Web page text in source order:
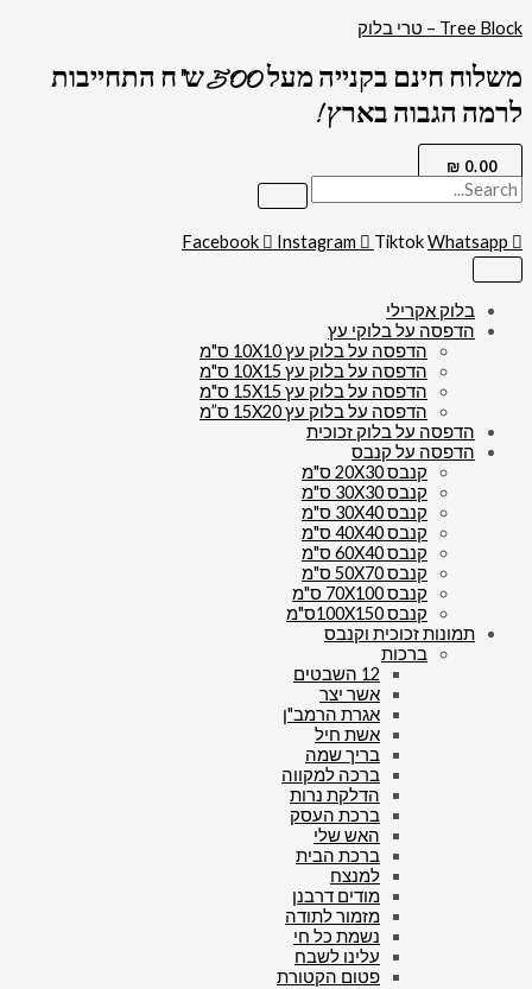
לתוכן
Tree Block – טרי בלוק
משלוח חינם בקנייה מעל 500 ש"ח התחייבות
לרמה הגבוה בארץ !
0.00
₪
Facebook Instagram TiktokWhatsapp
בלוק אקרילי
הדפסה על בלוקי עץ
הדפסה על בלוק עץ 10X10 ס"מ
הדפסה על בלוק עץ 10X15 ס"מ
הדפסה על בלוק עץ 15X15 ס"מ
הדפסה על בלוק עץ 15X20 ס”מ
הדפסה על בלוק זכוכית
הדפסה על קנבס
קנבס 20X30 ס"מ
קנבס 30X30 ס"מ
קנבס 30X40 ס"מ
קנבס 40X40 ס"מ
קנבס 60X40 ס"מ
קנבס 50X70 ס"מ
קנבס 70X100 ס"מ
קנבס 100X150ס"מ
תמונות זכוכית וקנבס
ברכות
12 השבטים
אשר יצר
אגרת הרמב"ן
אשת חיל
בריך שמה
ברכה למקווה
הדלקת נרות
ברכת העסק
האש שלי
ברכת הבית
למנצח
מודים דרבנן
מזמור לתודה
נשמת כל חי
עלינו לשבח
פטום הקטורת
של
-
ברכת
פטום
מעוצבת
קנבס
זכוכית
מחוסמת